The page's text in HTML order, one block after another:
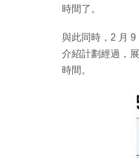
時間了。
與此同時，2 月 9
介紹計劃經過，
時間。